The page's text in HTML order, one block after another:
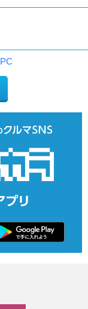
PC